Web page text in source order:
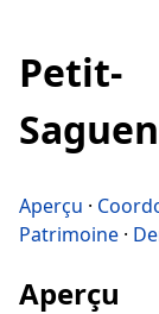
Petit-
Aperçu ·
Patrimoine ·
Aperçu